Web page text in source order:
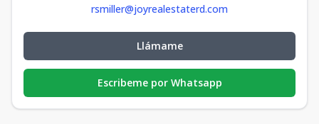
rsmiller@joyrealestaterd.com
Llámame
Escribeme por Whatsapp